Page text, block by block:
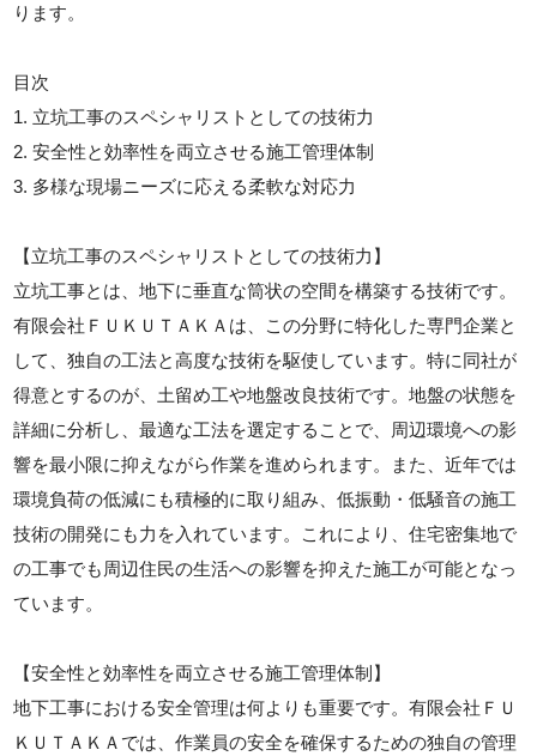
ります。
目次
1. 立坑工事のスペシャリストとしての技術力
2. 安全性と効率性を両立させる施工管理体制
3. 多様な現場ニーズに応える柔軟な対応力
【立坑工事のスペシャリストとしての技術力】
立坑工事とは、地下に垂直な筒状の空間を構築する技術です。
有限会社ＦＵＫＵＴＡＫＡは、この分野に特化した専門企業と
して、独自の工法と高度な技術を駆使しています。特に同社が
得意とするのが、土留め工や地盤改良技術です。地盤の状態を
詳細に分析し、最適な工法を選定することで、周辺環境への影
響を最小限に抑えながら作業を進められます。また、近年では
環境負荷の低減にも積極的に取り組み、低振動・低騒音の施工
技術の開発にも力を入れています。これにより、住宅密集地で
の工事でも周辺住民の生活への影響を抑えた施工が可能となっ
ています。
【安全性と効率性を両立させる施工管理体制】
地下工事における安全管理は何よりも重要です。有限会社ＦＵ
ＫＵＴＡＫＡでは、作業員の安全を確保するための独自の管理